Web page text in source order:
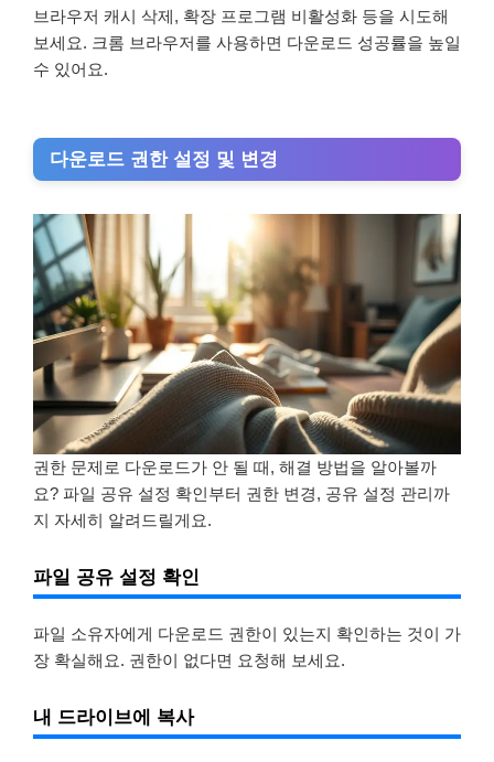
브라우저 캐시 삭제, 확장 프로그램 비활성화 등을 시도해
보세요. 크롬 브라우저를 사용하면 다운로드 성공률을 높일
수 있어요.
다운로드 권한 설정 및 변경
권한 문제로 다운로드가 안 될 때, 해결 방법을 알아볼까
요? 파일 공유 설정 확인부터 권한 변경, 공유 설정 관리까
지 자세히 알려드릴게요.
파일 공유 설정 확인
파일 소유자에게 다운로드 권한이 있는지 확인하는 것이 가
장 확실해요. 권한이 없다면 요청해 보세요.
내 드라이브에 복사